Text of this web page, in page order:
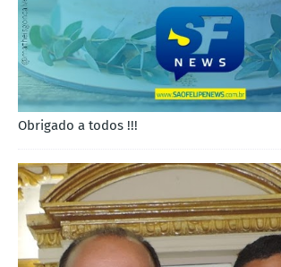
Obrigado a todos !!!